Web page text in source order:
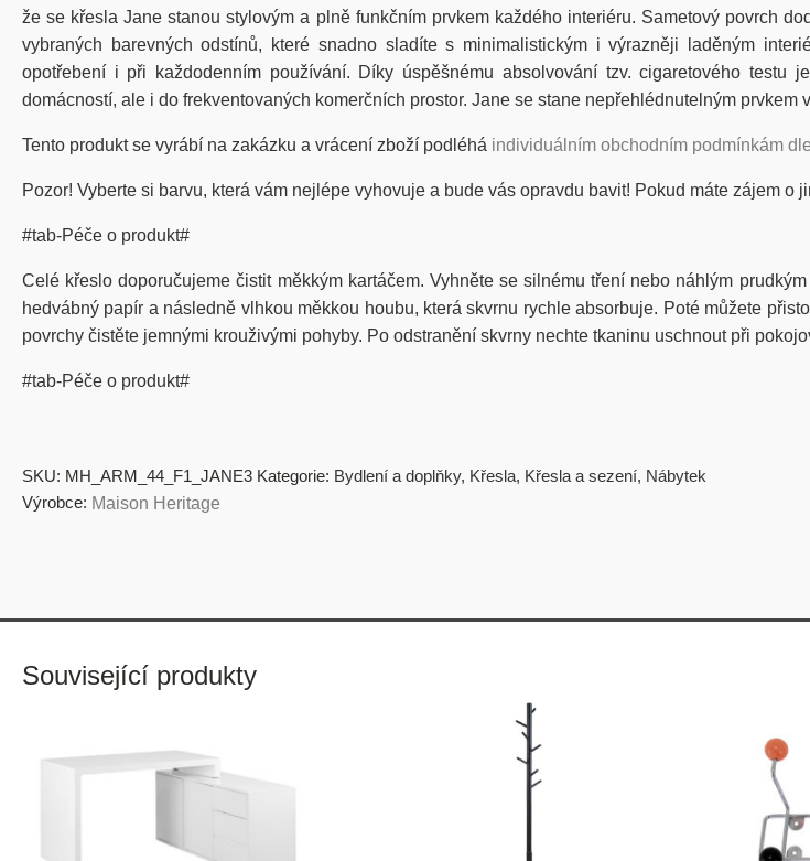
že se křesla Jane stanou stylovým a plně funkčním prvkem každého interiéru. Sametový povrch
vybraných barevných odstínů, které snadno sladíte s minimalistickým i výrazněji laděným
opotřebení i při každodenním používání. Díky úspěšnému absolvování tzv. cigaretového
domácností, ale i do frekventovaných komerčních prostor. Jane se stane nepřehlédnutelným
Tento produkt se vyrábí na zakázku a vrácení zboží podléhá individuálním obchodním podmínkám
Pozor! Vyberte si barvu, která vám nejlépe vyhovuje a bude vás opravdu bavit! Pokud máte zájem o
#tab-Péče o produkt#
Celé křeslo doporučujeme čistit měkkým kartáčem. Vyhněte se silnému tření nebo náhlým
hedvábný papír a následně vlhkou měkkou houbu, která skvrnu rychle absorbuje. Poté můžete
povrchy čistěte jemnými krouživými pohyby. Po odstranění skvrny nechte tkaninu uschnout při
#tab-Péče o produkt#
SKU: MH_ARM_44_F1_JANE3 Kategorie: Bydlení a doplňky, Křesla, Křesla a sezení, Nábytek
Výrobce: Maison Heritage
Související produkty